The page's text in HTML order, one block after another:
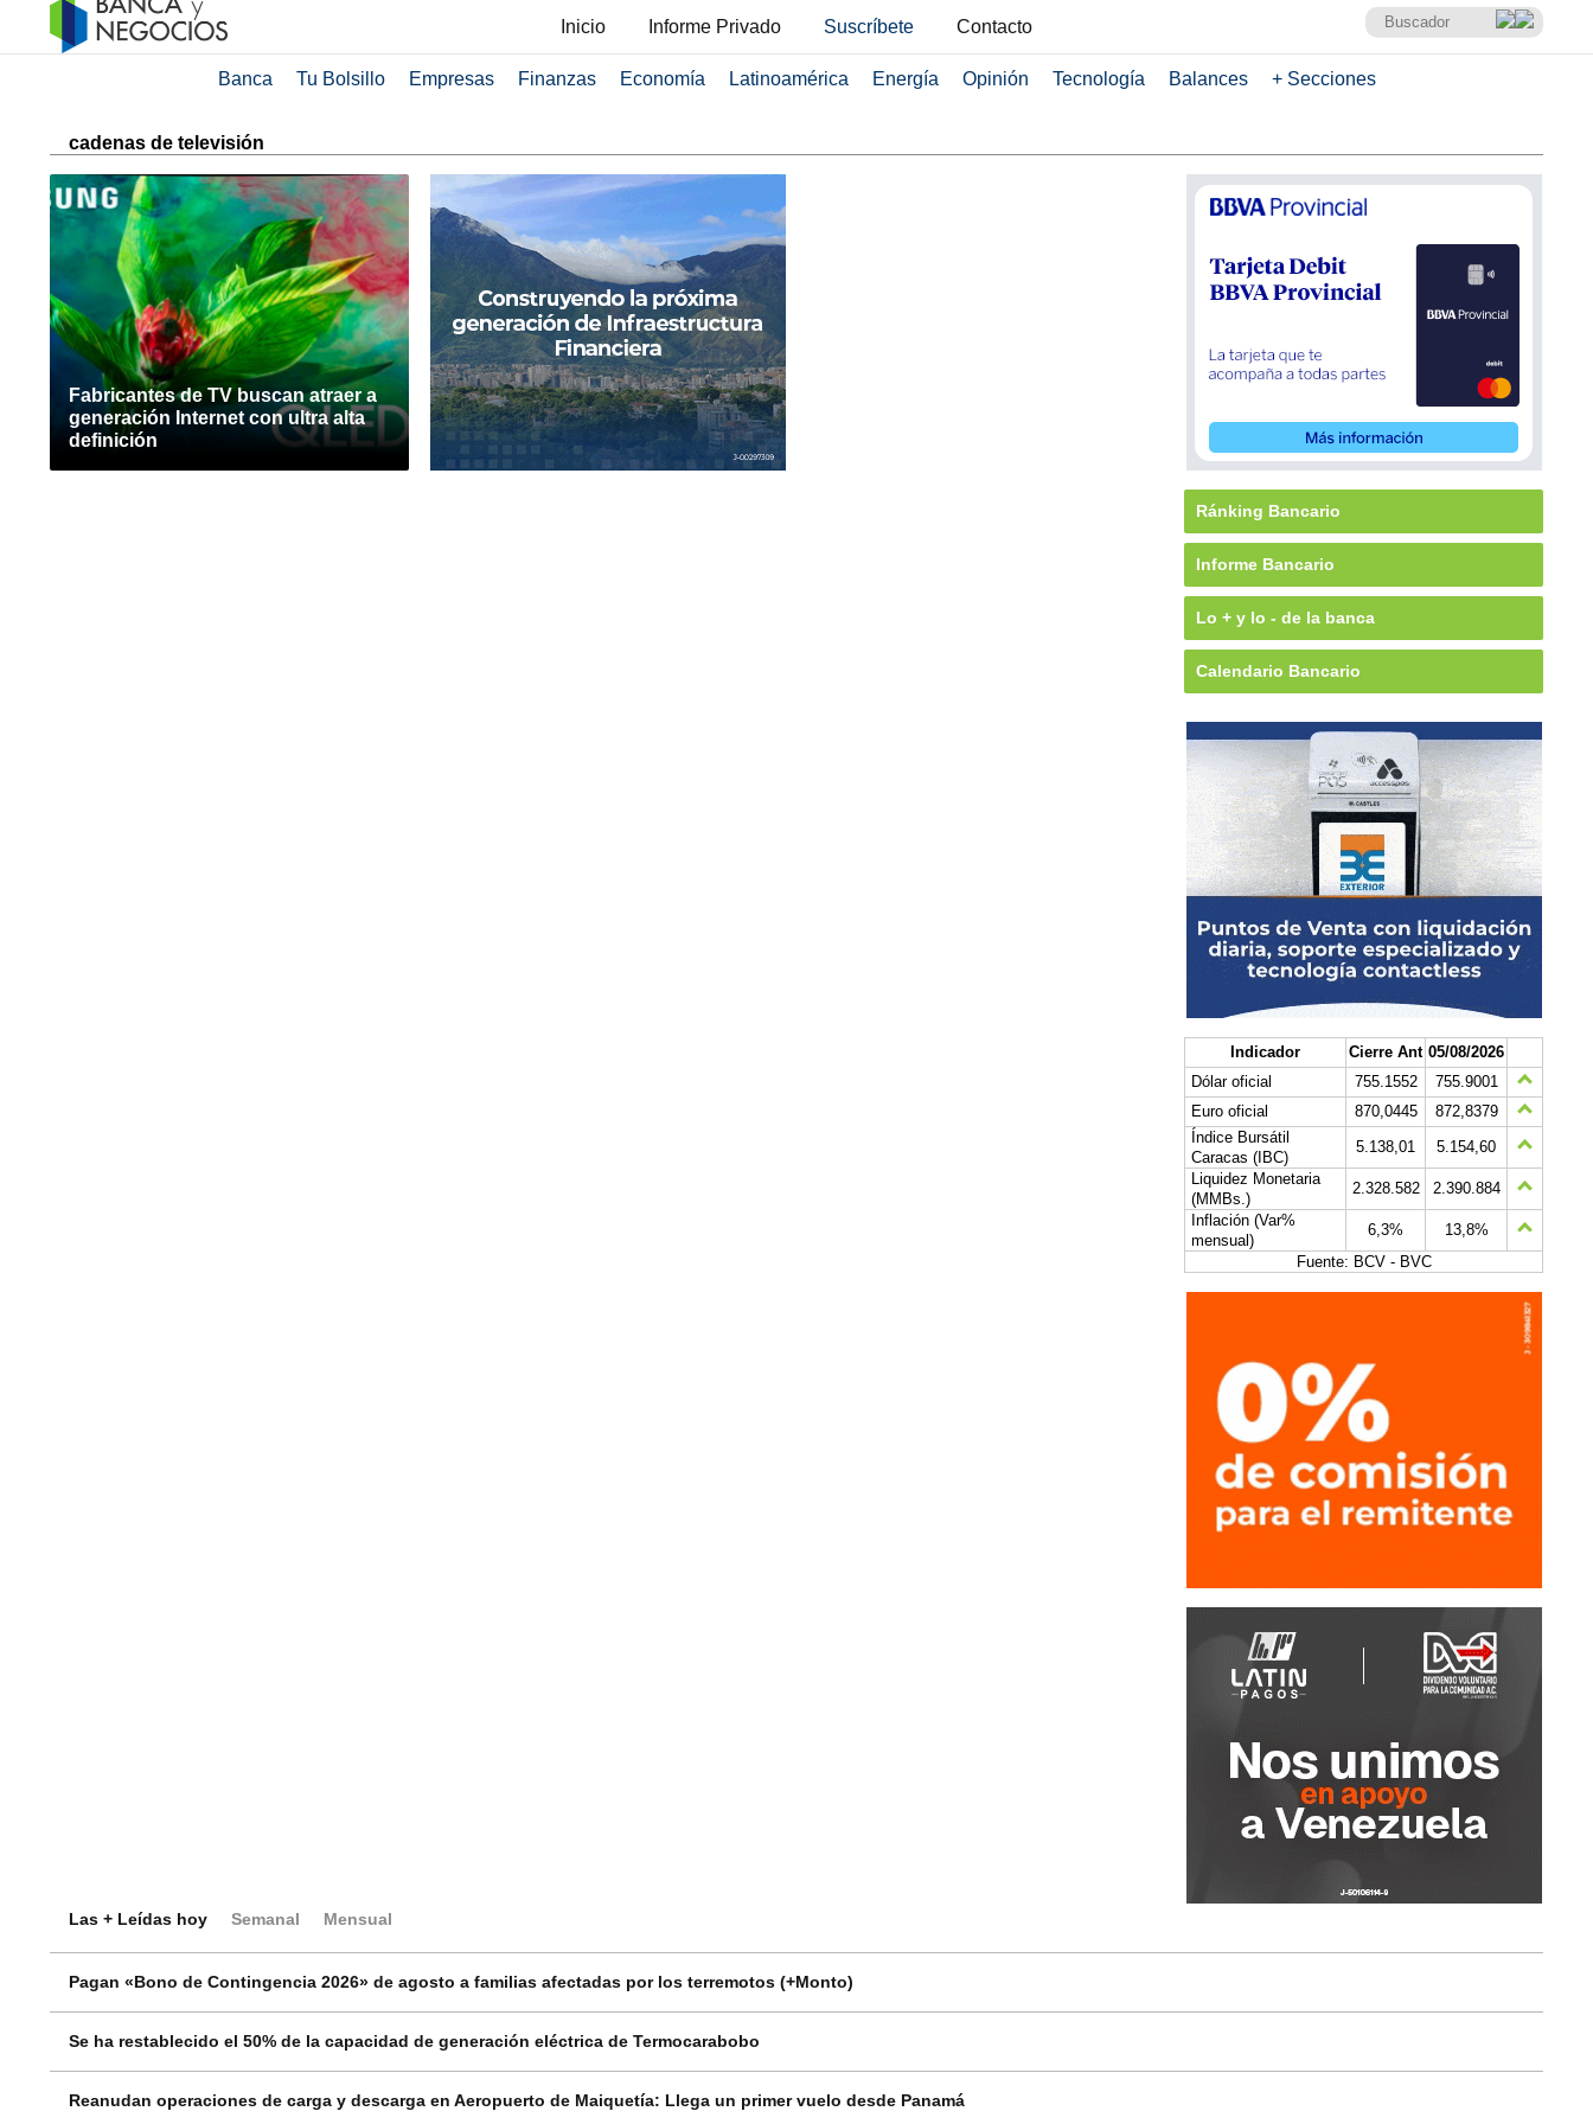
Inicio Informe Privado Suscríbete Contacto
Banca Tu Bolsillo Empresas Finanzas Economía Latinoamérica Energía Opinión Tecnología Balances + Secciones
cadenas de televisión
Fabricantes de TV buscan atraer a
generación Internet con ultra alta
definición
Ránking Bancario
Informe Bancario
Lo + y lo - de la banca
Calendario Bancario
Indicador Cierre Ant 05/08/2026
Dólar oficial
755.1552
755.9001
Euro oficial
870,0445
872,8379
Índice Bursátil
Caracas (IBC)
5.138,01
5.154,60
Liquidez Monetaria
(MMBs.)
2.328.582
2.390.884
Inflación (Var%
mensual)
6,3%
13,8%
Fuente: BCV - BVC
Las + Leídas hoy Semanal Mensual
Pagan «Bono de Contingencia 2026» de agosto a familias afectadas por los terremotos (+Monto)
Se ha restablecido el 50% de la capacidad de generación eléctrica de Termocarabobo
Reanudan operaciones de carga y descarga en Aeropuerto de Maiquetía: Llega un primer vuelo desde Panamá